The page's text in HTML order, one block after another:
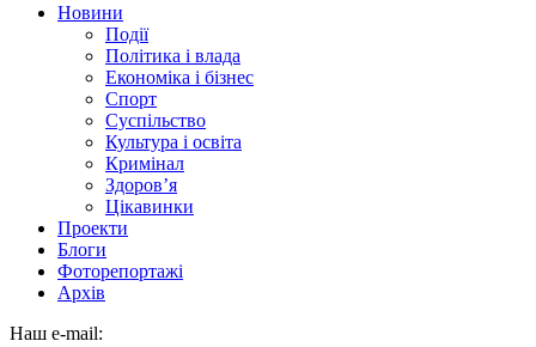
Новини
Події
Політика і влада
Економіка і бізнес
Спорт
Суспільство
Культура і освіта
Кримінал
Здоров’я
Цікавинки
Проекти
Блоги
Фоторепортажі
Архів
Наш e-mail: